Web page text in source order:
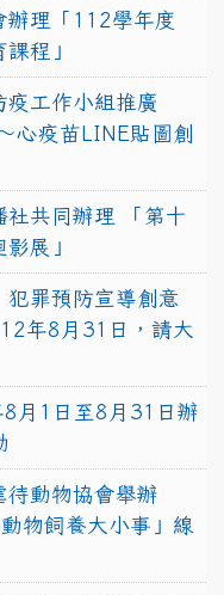
辦理「112學年度
程」
疫工作小組推廣
心疫苗LINE貼圖創
社共同辦理 「第十
展」
罪預防宣導創意
年8月31日，請大
月1日至8月31日辦
待動物協會舉辦
物飼養大小事」線